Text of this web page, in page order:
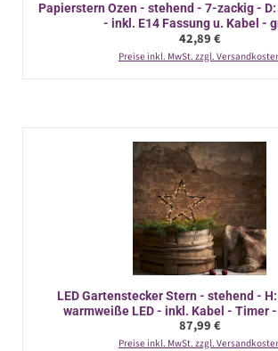
Papierstern Ozen - stehend - 7-zackig - D:
- inkl. E14 Fassung u. Kabel -
Regulärer Preis:
42,89 €
Preise inkl. MwSt. zzgl.
LED Gartenstecker Stern - stehend -
warmweiße LED - inkl. Kabel - Timer
Regulärer Preis:
87,99 €
Preise inkl. MwSt. zzgl.